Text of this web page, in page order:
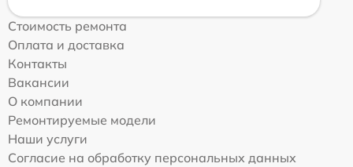
Стоимость ремонта
Оплата и доставка
Контакты
Вакансии
О компании
Ремонтируемые модели
Наши услуги
Согласие на обработку персональных данных